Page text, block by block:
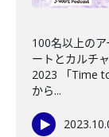
100名以上の
ートとカルチ
2023 「Time
から...